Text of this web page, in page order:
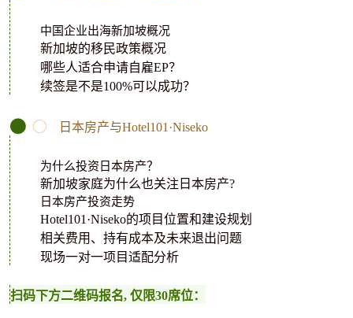
中国企业出海新加坡概况
新加坡的移民政策概况
哪些人适合申请自雇EP？
续签是不是100%可以成功？
日本房产与Hotel101·Niseko
为什么投资日本房产？
新加坡家庭为什么也关注日本房产?
日本房产投资走势
Hotel101·Niseko的项目位置和建设规划
相关费用、持有成本及未来退出问题
现场一对一项目适配分析
扫码下方二维码报名, 仅限30席位：